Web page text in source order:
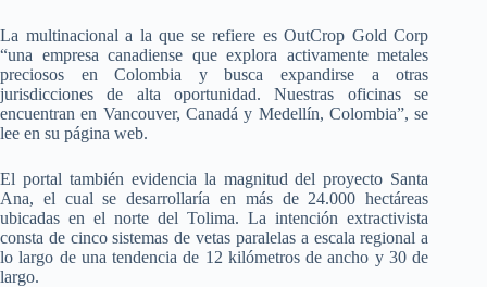
La multinacional a la que se refiere es OutCrop Gold Corp
“una empresa canadiense que explora activamente metales
preciosos en Colombia y busca expandirse a otras
jurisdicciones de alta oportunidad. Nuestras oficinas se
encuentran en Vancouver, Canadá y Medellín, Colombia”, se
lee en su página web.
El portal también evidencia la magnitud del proyecto Santa
Ana, el cual se desarrollaría en más de 24.000 hectáreas
ubicadas en el norte del Tolima. La intención extractivista
consta de cinco sistemas de vetas paralelas a escala regional a
lo largo de una tendencia de 12 kilómetros de ancho y 30 de
largo.